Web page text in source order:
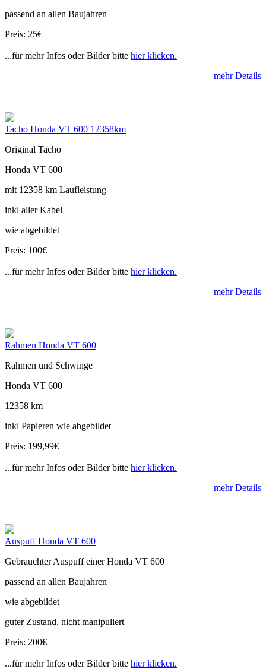
passend an allen Baujahren
Preis: 25€
...für mehr Infos oder Bilder bitte hier klicken.
mehr Details
Tacho Honda VT 600 12358km
Original Tacho
Honda VT 600
mit 12358 km Laufleistung
inkl aller Kabel
wie abgebildet
Preis: 100€
...für mehr Infos oder Bilder bitte hier klicken.
mehr Details
Rahmen Honda VT 600
Rahmen und Schwinge
Honda VT 600
12358 km
inkl Papieren wie abgebildet
Preis: 199,99€
...für mehr Infos oder Bilder bitte hier klicken.
mehr Details
Auspuff Honda VT 600
Gebrauchter Auspuff einer Honda VT 600
passend an allen Baujahren
wie abgebildet
guter Zustand, nicht manipuliert
Preis: 200€
...für mehr Infos oder Bilder bitte hier klicken.